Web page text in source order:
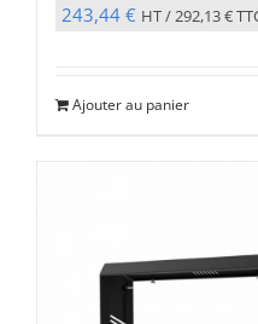
243,44 € HT /292,13€
Ajouter au panier